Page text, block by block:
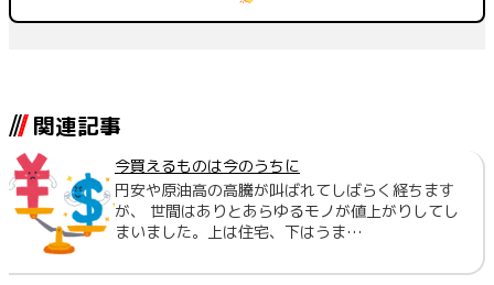
関連記事
今買えるものは今のうちに
円安や原油高の高騰が叫ばれてしばらく経ちます
が、 世間はありとあらゆるモノが値上がりしてし
まいました。上は住宅、下はうま…